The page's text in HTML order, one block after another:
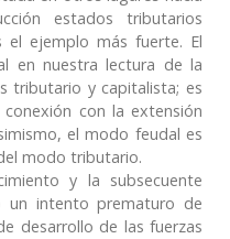
estados tributarios
el ejemplo más fuerte. El
en nuestra lectura de la
tributario y capitalista; es
con la extensión
el modo feudal es
modo tributario.
y la subsecuente
un intento prematuro de
desarrollo de las fuerzas